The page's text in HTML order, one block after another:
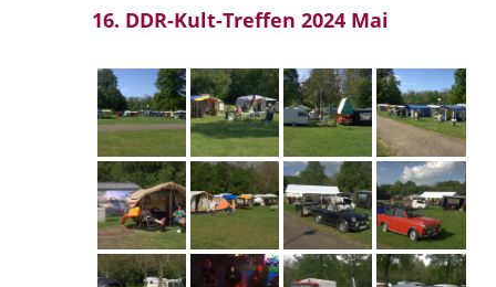
16. DDR-Kult-Treffen 2024 Mai